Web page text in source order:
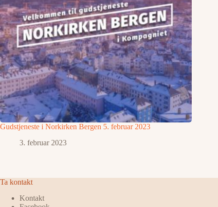
Gudstjeneste i Norkirken Bergen 5. februar 2023
3. februar 2023
Ta kontakt
Kontakt